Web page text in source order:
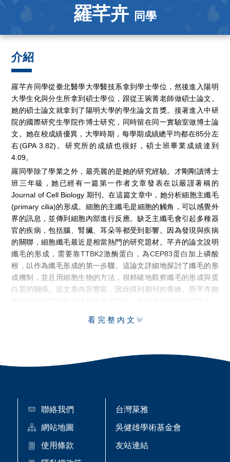
羅芊卉 同學
介紹
羅芊卉同學從臺北醫學大學醫技系拿到學士學位，然後進入陽明
大學生化與分生所拿到碩士學位，跟從王琬菁老師做碩士論文。
她的碩士論文就拿到了陽明大學的學生論文首獎。接著進入中研
院的國際研究生學院作博士研究，同時留在同一實驗室做博士論
文。她在校成績優異，大學時期，每學期成績總平均都在85分左
右(GPA 3.82)。研究所的成績也很好，碩士班畢業成績達到
4.09。
羅同學除了學業之外，最亮麗的是她的研究經驗。才剛剛讀博士
班三年級，她已經有一篇第一作者文章發表在以嚴謹著稱的
Journal of Cell Biology 期刊。在這篇文章中，她分析細胞主纖毛
(primary cilia)的形成。細胞的主纖毛是細胞的觸角，可以感覺外
界的訊息，並傳到細胞內部進行反應。缺乏主纖毛會引起多種器
官的疾病，包括腦、腎臟、耳朵等都受到影響。因為發現與疾病
的關聯，細胞纖毛最近是相當熱門的研究題材。芊卉的論文說明
纖毛的形成，需要靠TTBK2激酶蛋白，為CEP83蛋白加上磷酸
根，以作為纖毛形成的第一步驟。這論文詳細地探討了纖毛的形
成機制，並且用細胞生物的方法，很精確地觀察纖毛的形成與蛋
白質的關係。這文章內容豐富，因此得到期刊的青睞。而芊卉能
看完整內文
聯絡我們
網站地圖
使用條款
台灣萊雅
吳健雄學術基金會
友站連結